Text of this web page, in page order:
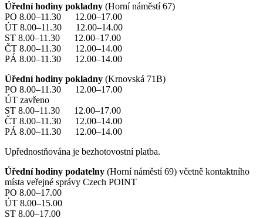
Úřední hodiny pokladny (Horní náměstí 67)
PO 8.00–11.30 12.00–17.00
ÚT 8.00–11.30 12.00–14.00
ST 8.00–11.30 12.00–17.00
ČT 8.00–11.30 12.00–14.00
PÁ 8.00–11.30 12.00–14.00
Úřední hodiny pokladny (Krnovská 71B)
PO 8.00–11.30 12.00–17.00
ÚT zavřeno
ST 8.00–11.30 12.00–17.00
ČT 8.00–11.30 12.00–14.00
PÁ 8.00–11.30 12.00–14.00
Upřednostňována je bezhotovostní platba.
Úřední hodiny podatelny (Horní náměstí 69) včetně kontaktního
místa veřejné správy Czech POINT
PO 8.00–17.00
ÚT 8.00–15.00
ST 8.00–17.00